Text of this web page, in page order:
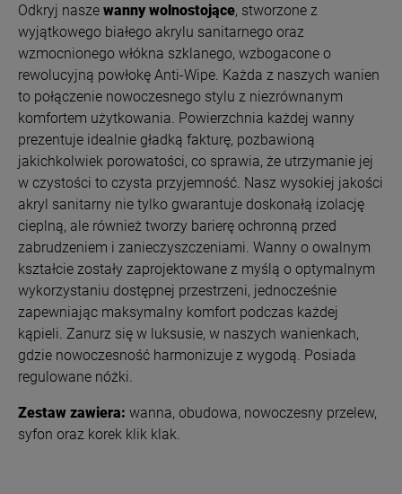
Odkryj nasze wanny wolnostojące, stworzone z
wyjątkowego białego akrylu sanitarnego oraz
wzmocnionego włókna szklanego, wzbogacone o
rewolucyjną powłokę Anti-Wipe. Każda z naszych wanien
to połączenie nowoczesnego stylu z niezrównanym
komfortem użytkowania. Powierzchnia każdej wanny
prezentuje idealnie gładką fakturę, pozbawioną
jakichkolwiek porowatości, co sprawia, że utrzymanie jej
w czystości to czysta przyjemność. Nasz wysokiej jakości
akryl sanitarny nie tylko gwarantuje doskonałą izolację
cieplną, ale również tworzy barierę ochronną przed
zabrudzeniem i zanieczyszczeniami. Wanny o owalnym
kształcie zostały zaprojektowane z myślą o optymalnym
wykorzystaniu dostępnej przestrzeni, jednocześnie
zapewniając maksymalny komfort podczas każdej
kąpieli. Zanurz się w luksusie, w naszych wanienkach,
gdzie nowoczesność harmonizuje z wygodą. Posiada
regulowane nóżki.
Zestaw zawiera: wanna, obudowa, nowoczesny przelew,
syfon oraz korek klik klak.